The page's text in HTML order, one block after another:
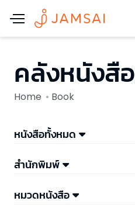
คลังหนังสือ
Home Book
หนังสือทั้งหมด
สำนักพิมพ์
หมวดหนังสือ